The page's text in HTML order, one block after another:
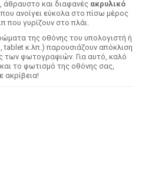
άθραυστο και διαφανές ακρυλικό
που ανοίγει εύκολα στο πίσω μέρος
που γυρίζουν στο πλάι.
της οθόνης του υπολογιστή ή
κ.λπ.) παρουσιάζουν απόκλιση
φωτογραφιών. Για αυτό, καλό
το φωτισμό της οθόνης σας,
ακρίβεια!